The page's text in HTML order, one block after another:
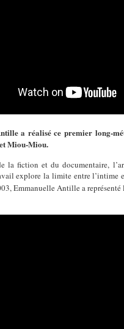
a réalisé ce premier long-
Miou-Miou.
la fiction et du documentaire,
explore la limite entre l’intime
Emmanuelle Antille a représenté